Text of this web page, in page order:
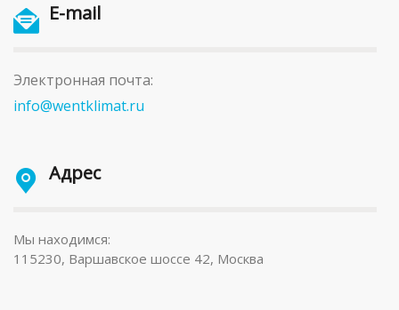
E-mail
Электронная почта:
info@wentklimat.ru
Адрес
Мы находимся:
115230, Варшавское шоссе 42, Москва